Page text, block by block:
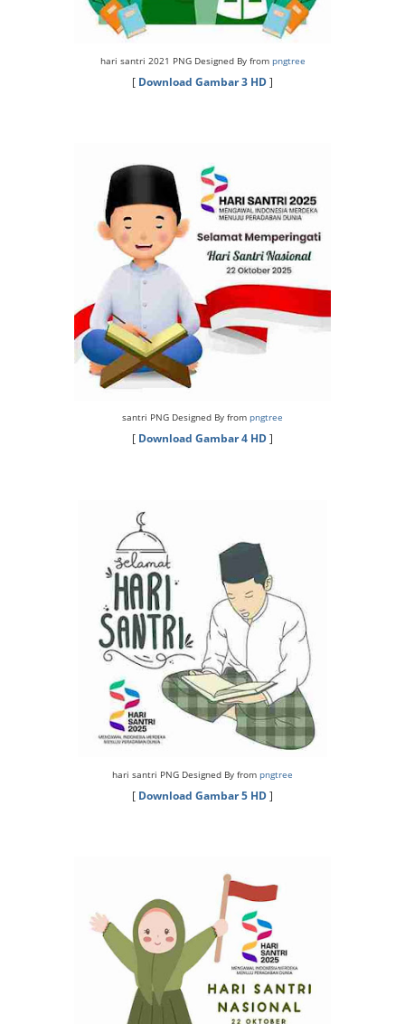
hari santri 2021 PNG Designed By from pngtree
[ Download Gambar 3 HD]
santri PNG Designed By from pngtree
[ Download Gambar 4 HD]
hari santri PNG Designed By from pngtree
[ Download Gambar 5 HD]